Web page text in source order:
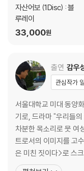
있습니다.
3) 렌티큘러 스틸북의 경
름 손상에 의한 교환/반품
에 의한 교환/반품은 불가
5) 아웃케이스/구성품/
인을 위해 개봉 시의 동
※ 디스크 재생 불량
1) 기기 문제로 인해 발
가하니 최신 소프트웨어
것을 권유해 드립니다.
2) 정전기와 먼지로 인해
자산어보 (1Disc) : 블
루레이
33,000원
출연 감우
관심작가
서울대학교 미대 동양
기로, 드라마 "우리들
차분한 목소리로 뭇 여
트로서의 이미지를 고
은 미친 짓이다>로 스크린에 데뷔했다.
이다(2002)|주연배우